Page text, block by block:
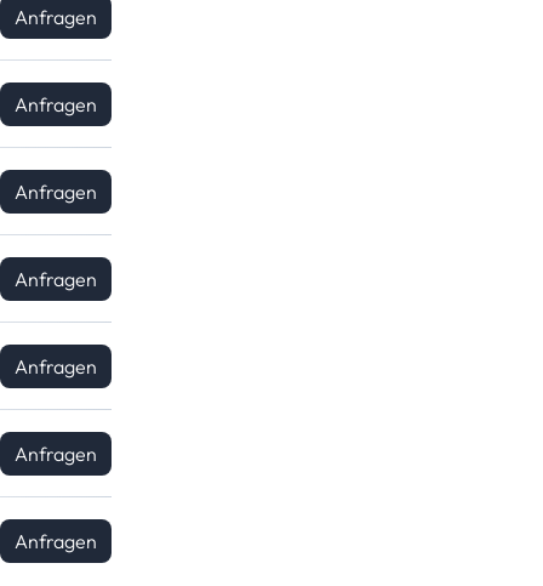
Anfragen
Anfragen
Anfragen
Anfragen
Anfragen
Anfragen
Anfragen